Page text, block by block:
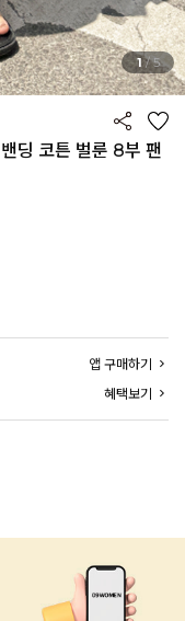
1/5
딩 코튼 벌룬 8부 팬
앱 구매하기
혜택보기